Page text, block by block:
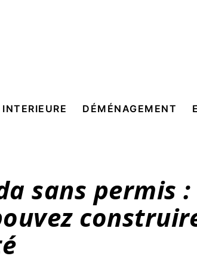
DÉMÉNAGEMENT
sans permis